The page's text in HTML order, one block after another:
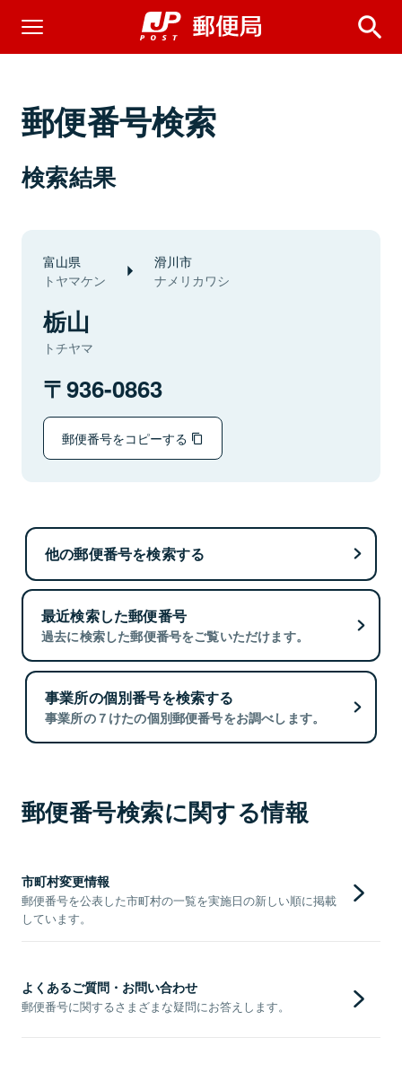
郵便番号検索
検索結果
富山県
トヤマケン
滑川市
ナメリカワシ
栃山
トチヤマ
936-0863
郵便番号をコピーする
他の郵便番号を検索する
最近検索した郵便番号
過去に検索した郵便番号をご覧いただけます。
事業所の個別番号を検索する
事業所の７けたの個別郵便番号をお調べします。
郵便番号検索に関する情報
市町村変更情報
郵便番号を公表した市町村の一覧を実施日の新しい順に掲載
しています。
よくあるご質問・お問い合わせ
郵便番号に関するさまざまな疑問にお答えします。